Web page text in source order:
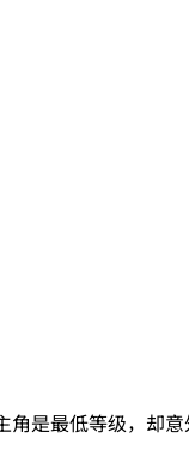
是最低等级，却